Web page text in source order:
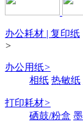
办公耗材 | 复印纸
>
办公用纸>
相纸 热敏纸
打印耗材>
硒鼓/粉盒